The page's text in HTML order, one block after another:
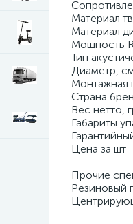
Материал
Материал
Мощность
Тип
Диаметр,
Монтажная
Страна
Вес нетто,
Габариты
Цена за шт
Прочие
Резиновый